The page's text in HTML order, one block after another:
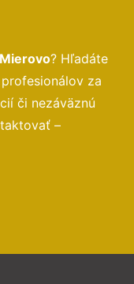
? Hľadáte
za
či nezáväznú
–